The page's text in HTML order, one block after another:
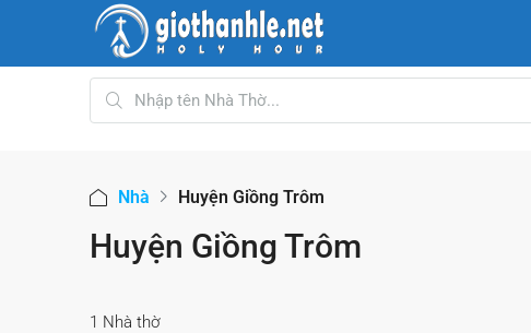
Nhà Huyện Giồng Trôm
Huyện Giồng Trôm
1 Nhà thờ